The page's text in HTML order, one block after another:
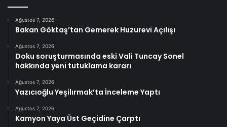
Ağustos 7, 2026
Bakan Göktaş’tan Gemerek Huzurevi Açılışı
Ağustos 7, 2026
Doku soruşturmasında eski Vali Tuncay Sonel
hakkında yeni tutuklama kararı
Ağustos 7, 2026
Yazıcıoğlu Yeşilırmak’ta İnceleme Yaptı
Ağustos 7, 2026
Kamyon Yaya Üst Geçidine Çarptı